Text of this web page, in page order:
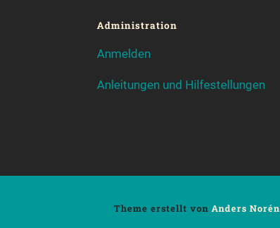
Administration
Anmelden
Anleitungen und Hilfestellungen
Theme erstellt von Anders Norén